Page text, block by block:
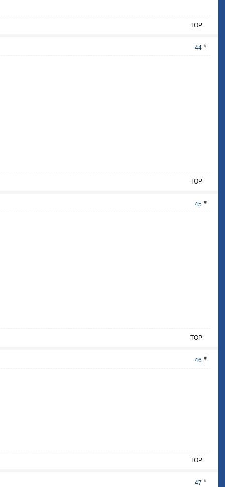
TOP
44 #
TOP
45 #
TOP
46 #
TOP
47 #